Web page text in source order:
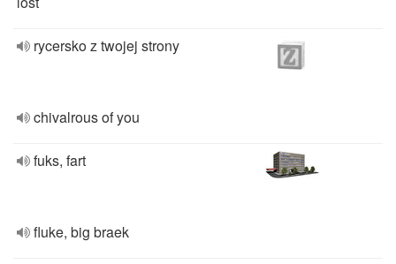
rycersko z twojej strony
chivalrous of you
fuks, fart
fluke, big braek